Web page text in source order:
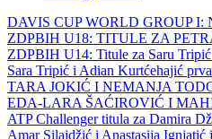
DAVIS CUP WORLD GROUP I:
ZDPBIH U18: TITULE ZA
ZDPBIH U14: Titule za Saru
Sara Tripić i Adian Kurtćehajić
TARA JOKIĆ I NEMANJA
EDA-LARA ŠAĆIROVIĆ I
ATP Challenger titula za Damira
Amar Silajdžić i Anastasija